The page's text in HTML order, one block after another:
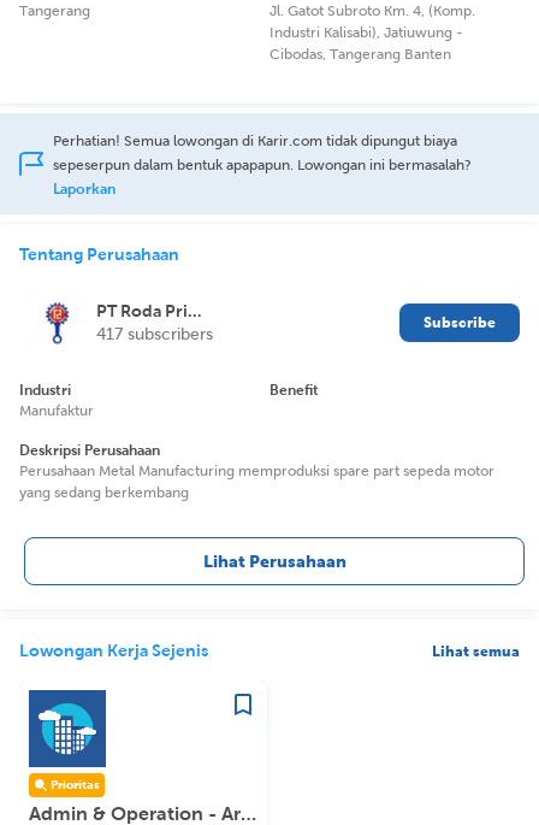
Tangerang
Jl. Gatot Subroto Km. 4, (Komp.
Industri Kalisabi), Jatiuwung -
Cibodas, Tangerang Banten
Perhatian! Semua lowongan di Karir.com tidak dipungut biaya
sepeserpun dalam bentuk apapapun. Lowongan ini bermasalah?
Laporkan
Tentang Perusahaan
PT Roda Prima Lancar
417 subscribers
Subscribe
Industri
Manufaktur
Benefit
Deskripsi Perusahaan
Perusahaan Metal Manufacturing memproduksi spare part sepeda motor
yang sedang berkembang
Lihat Perusahaan
Lowongan Kerja Sejenis Lihat semua
Prioritas
Admin & Operation - Area Surabaya